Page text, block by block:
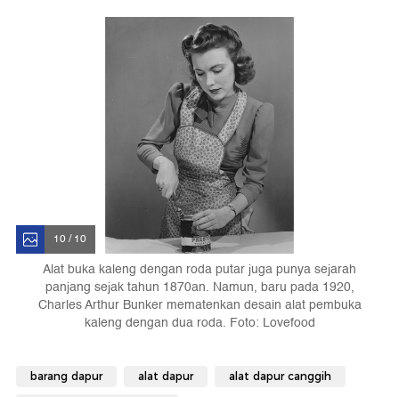
10 / 10
Alat buka kaleng dengan roda putar juga punya sejarah
panjang sejak tahun 1870an. Namun, baru pada 1920,
Charles Arthur Bunker mematenkan desain alat pembuka
kaleng dengan dua roda. Foto: Lovefood
barang dapur alat dapur alat dapur canggih